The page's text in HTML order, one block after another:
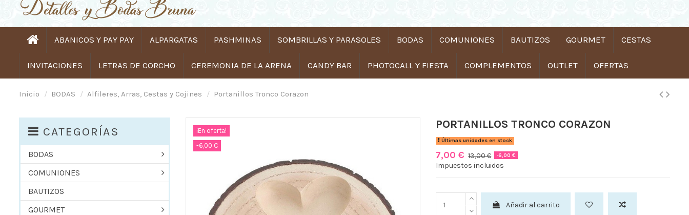
ABANICOS Y PAY PAY ALPARGATAS PASHMINAS SOMBRILLAS Y PARASOLES BODAS COMUNIONES BAUTIZOS GOURMET CESTAS
INVITACIONES LETRAS DE CORCHO CEREMONIA DE LA ARENA CANDY BAR PHOTOCALL Y FIESTA COMPLEMENTOS OUTLET OFERTAS
Inicio BODAS Alfileres, Arras, Cestas y Cojines Portanillos Tronco Corazon
¡En oferta!
-6,00 €
PORTANILLOS TRONCO CORAZON
Últimas unidades en stock
7,00 € 13,00 € -6,00 €
Impuestos incluidos
Añadir al carrito
CATEGORÍAS
BODAS
COMUNIONES
BAUTIZOS
GOURMET